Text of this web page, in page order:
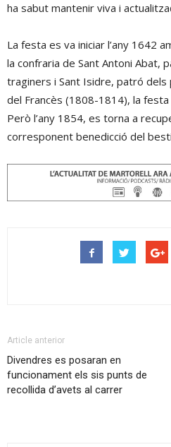
ha sabut mantenir viva i
La festa es va iniciar l’any 1642
la confraria de Sant Antoni Abat,
traginers i Sant Isidre, patró dels
del Francès (1808-1814), la
Però l’any 1854, es torna a
corresponent benedicció del
Article anterior
Divendres es posaran en
funcionament els sis punts de
recollida d’avets al carrer